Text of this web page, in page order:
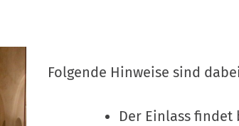
Folgende Hinweise sind
Der Einlass findet